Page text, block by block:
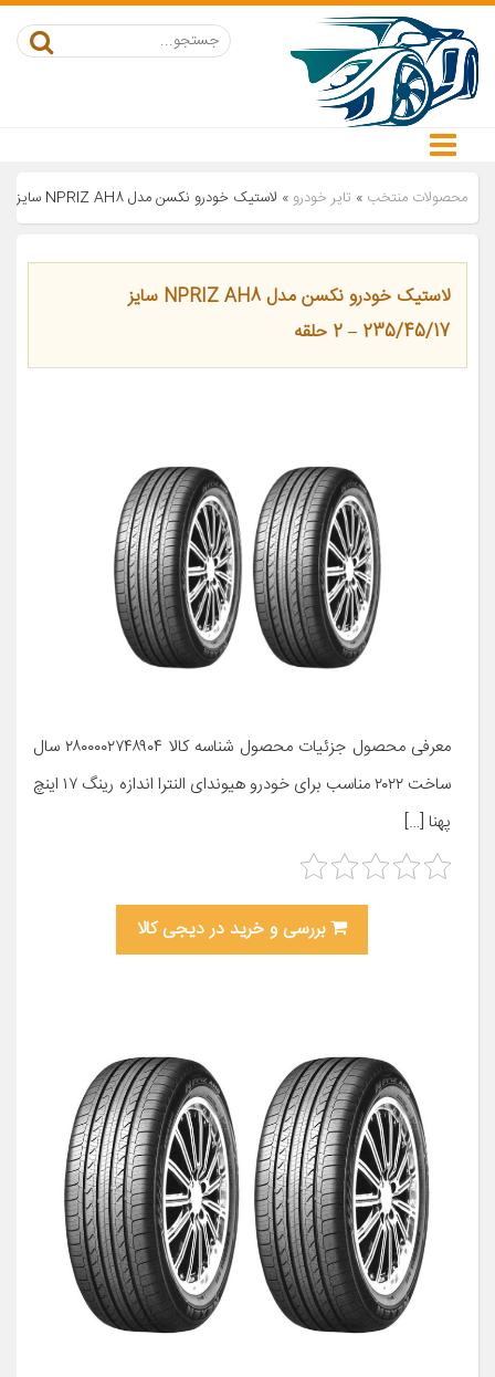
محصولات منتخب » تایر خودرو » لاستیک خودرو نکسن مدل NPRIZ AH8 سایز 235/45/17 – 2 حلقه
لاستیک خودرو نکسن مدل NPRIZ AH8 سایز
235/45/17 – 2 حلقه
معرفی محصول جزئیات محصول شناسه کالا ۲۸۰۰۰۰۲۷۴۸۹۰۴ سال
ساخت ۲۰۲۲ مناسب برای خودرو هیوندای النترا اندازه رینگ ۱۷ اینچ
پهنا […]
بررسی و خرید در دیجی کالا